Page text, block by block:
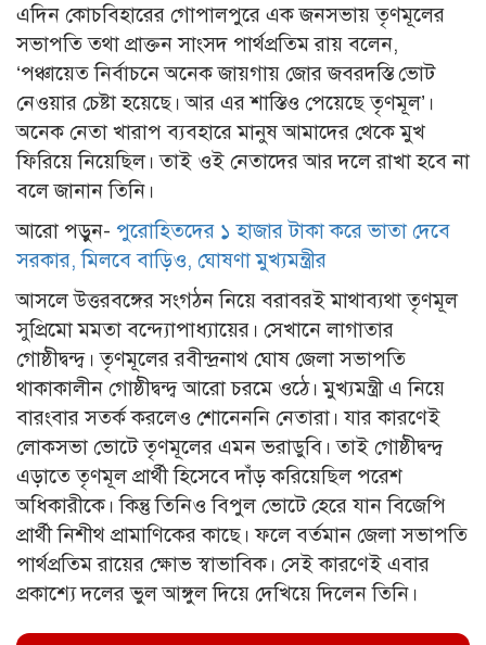
এদিন কোচবিহারের গোপালপুরে এক জনসভায় তৃণমূলের
সভাপতি তথা প্রাক্তন সাংসদ পার্থপ্রতিম রায় বলেন,
‘‌‌পঞ্চায়েত নির্বাচনে অনেক জায়গায় জোর জবরদস্তি ভোট
নেওয়ার চেষ্টা হয়েছে। আর এর শাস্তিও পেয়েছে তৃণমূল’।
অনেক নেতা খারাপ ব্যবহারে মানুষ আমাদের থেকে মুখ
ফিরিয়ে নিয়েছিল। তাই ওই নেতাদের আর দলে রাখা হবে না
বলে জানান তিনি।
আরো পড়ুন- পুরোহিতদের ১ হাজার টাকা করে ভাতা দেবে
সরকার, মিলবে বাড়িও, ঘোষণা মুখ্যমন্ত্রীর
আসলে উত্তরবঙ্গের সংগঠন নিয়ে বরাবরই মাথাব্যথা তৃণমূল
সুপ্রিমো মমতা বন্দ্যোপাধ্যায়ের। সেখানে লাগাতার
গোষ্ঠীদ্বন্দ্ব। তৃণমূলের রবীন্দ্রনাথ ঘোষ জেলা সভাপতি
থাকাকালীন গোষ্ঠীদ্বন্দ্ব আরো চরমে ওঠে। মুখ্যমন্ত্রী এ নিয়ে
বারংবার সতর্ক করলেও শোনেননি নেতারা। যার কারণেই
লোকসভা ভোটে তৃণমূলের এমন ভরাডুবি। তাই গোষ্ঠীদ্বন্দ্ব
এড়াতে তৃণমূল প্রার্থী হিসেবে দাঁড় করিয়েছিল পরেশ
অধিকারীকে। কিন্তু তিনিও বিপুল ভোটে হেরে যান বিজেপি
প্রার্থী নিশীথ প্রামাণিকের কাছে। ফলে বর্তমান জেলা সভাপতি
পার্থপ্রতিম রায়ের ক্ষোভ স্বাভাবিক। সেই কারণেই এবার
প্রকাশ্যে দলের ভুল আঙ্গুল দিয়ে দেখিয়ে দিলেন তিনি।